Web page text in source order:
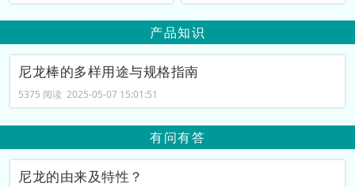
产品知识
尼龙棒的多样用途与规格指南
5375 阅读 2025-05-07 15:01:51
有问有答
尼龙的由来及特性？